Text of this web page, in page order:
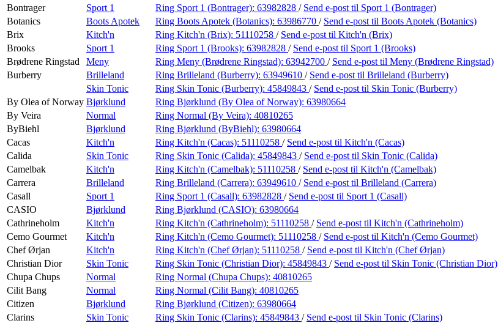
Bontrager
Sport 1 Ring Sport 1 (Bontrager): 63982828 / Send e-post til Sport 1 (Bontrager)
Botanics
Boots Apotek Ring Boots Apotek (Botanics): 63986770 / Send e-post til Boots Apotek (Botanics)
Brix
Kitch'n Ring Kitch'n (Brix): 51110258 / Send e-post til Kitch'n (Brix)
Brooks
Sport 1 Ring Sport 1 (Brooks): 63982828 / Send e-post til Sport 1 (Brooks)
Brødrene Ringstad
Meny Ring Meny (Brødrene Ringstad): 63942700 / Send e-post til Meny (Brødrene Ringstad)
Burberry
Brilleland Ring Brilleland (Burberry): 63949610 / Send e-post til Brilleland (Burberry)
Skin Tonic
Ring Skin Tonic (Burberry): 45849843 / Send e-post til Skin Tonic (Burberry)
By Olea of Norway Bjørklund Ring Bjørklund (By Olea of Norway): 63980664
By Veira
Normal Ring Normal (By Veira): 40810265
ByBiehl
Bjørklund Ring Bjørklund (ByBiehl): 63980664
Cacas
Kitch'n Ring Kitch'n (Cacas): 51110258 / Send e-post til Kitch'n (Cacas)
Calida
Skin Tonic Ring Skin Tonic (Calida): 45849843 / Send e-post til Skin Tonic (Calida)
Camelbak
Kitch'n Ring Kitch'n (Camelbak): 51110258 / Send e-post til Kitch'n (Camelbak)
Carrera
Brilleland Ring Brilleland (Carrera): 63949610 / Send e-post til Brilleland (Carrera)
Casall
Sport 1 Ring Sport 1 (Casall): 63982828 / Send e-post til Sport 1 (Casall)
CASIO
Bjørklund Ring Bjørklund (CASIO): 63980664
Cathrineholm
Kitch'n Ring Kitch'n (Cathrineholm): 51110258 / Send e-post til Kitch'n (Cathrineholm)
Cemo Gourmet
Kitch'n Ring Kitch'n (Cemo Gourmet): 51110258 / Send e-post til Kitch'n (Cemo Gourmet)
Chef Ørjan
Kitch'n Ring Kitch'n (Chef Ørjan): 51110258 / Send e-post til Kitch'n (Chef Ørjan)
Christian Dior
Skin Tonic Ring Skin Tonic (Christian Dior): 45849843 / Send e-post til Skin Tonic (Christian Dior)
Chupa Chups
Normal Ring Normal (Chupa Chups): 40810265
Cilit Bang
Normal Ring Normal (Cilit Bang): 40810265
Citizen
Bjørklund Ring Bjørklund (Citizen): 63980664
Clarins
Skin Tonic Ring Skin Tonic (Clarins): 45849843 / Send e-post til Skin Tonic (Clarins)